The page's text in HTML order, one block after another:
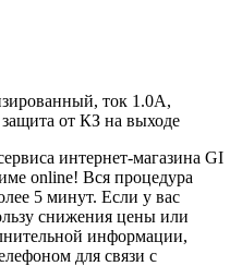
ток 1.0А,
от КЗ на выходе
интернет-магазина GI
online! Вся процедура
5 минут. Если у вас
снижения цены или
информации,
для связи с